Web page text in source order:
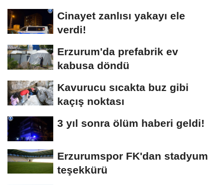
Cinayet zanlısı yakayı ele
verdi!
Erzurum'da prefabrik ev
kabusa döndü
Kavurucu sıcakta buz gibi
kaçış noktası
3 yıl sonra ölüm haberi geldi!
Erzurumspor FK'dan stadyum
teşekkürü